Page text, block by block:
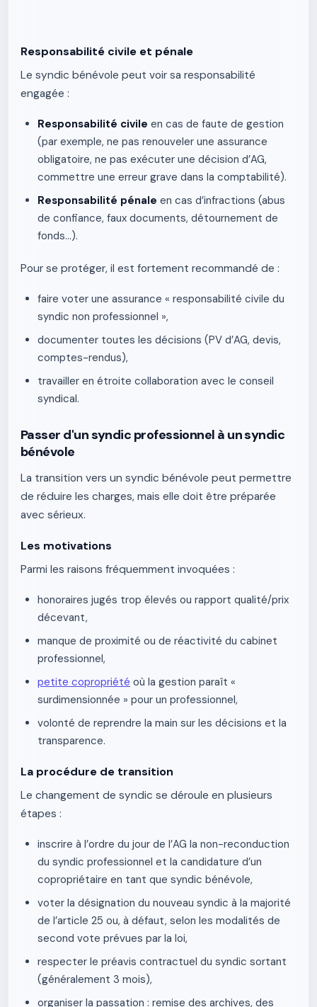
Responsabilité civile et pénale
Le syndic bénévole peut voir sa responsabilité
engagée :
Responsabilité civile en cas de faute de gestion
(par exemple, ne pas renouveler une assurance
obligatoire, ne pas exécuter une décision d’AG,
commettre une erreur grave dans la comptabilité).
Responsabilité pénale en cas d’infractions (abus
de confiance, faux documents, détournement de
fonds…).
Pour se protéger, il est fortement recommandé de :
faire voter une assurance « responsabilité civile du
syndic non professionnel »,
documenter toutes les décisions (PV d’AG, devis,
comptes-rendus),
travailler en étroite collaboration avec le conseil
syndical.
Passer d'un syndic professionnel à un syndic
bénévole
La transition vers un syndic bénévole peut permettre
de réduire les charges, mais elle doit être préparée
avec sérieux.
Les motivations
Parmi les raisons fréquemment invoquées :
honoraires jugés trop élevés ou rapport qualité/prix
décevant,
manque de proximité ou de réactivité du cabinet
professionnel,
petite copropriété où la gestion paraît «
surdimensionnée » pour un professionnel,
volonté de reprendre la main sur les décisions et la
transparence.
La procédure de transition
Le changement de syndic se déroule en plusieurs
étapes :
inscrire à l’ordre du jour de l’AG la non-reconduction
du syndic professionnel et la candidature d’un
copropriétaire en tant que syndic bénévole,
voter la désignation du nouveau syndic à la majorité
de l’article 25 ou, à défaut, selon les modalités de
second vote prévues par la loi,
respecter le préavis contractuel du syndic sortant
(généralement 3 mois),
organiser la passation : remise des archives, des